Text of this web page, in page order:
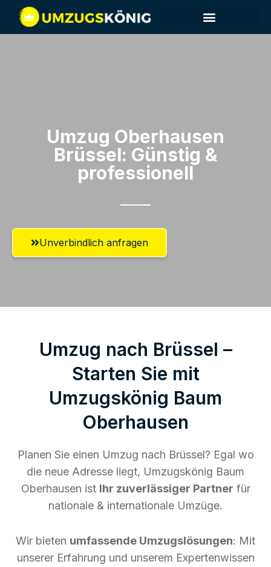
Umzug Oberhausen​
Brüssel: Günstig &
professionell​
Unverbindlich anfragen
Umzug nach Brüssel –
Starten Sie mit
Umzugskönig Baum
Oberhausen
Planen Sie einen Umzug nach Brüssel? Egal wo
die neue Adresse liegt, Umzugskönig Baum
Oberhausen ist Ihr zuverlässiger Partner für
nationale & internationale Umzüge.
Wir bieten umfassende Umzugslösungen: Mit
unserer Erfahrung und unserem Expertenwissen